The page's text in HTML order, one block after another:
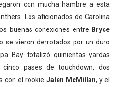
con mucha hambre a esta
Los aficionados de Carolina
buenas conexiones entre Bryce
se vieron derrotados por un duro
Bay totalizó quinientas yardas
cinco pases de touchdown, dos
con el rookie Jalen McMillan, y el